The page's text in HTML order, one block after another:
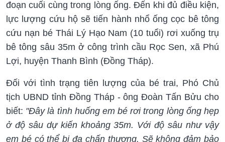
đoạn cuối cùng trong lòng ống. Đến khi đủ điều kiện,
lực lượng cứu hộ sẽ tiến hành nhổ ống cọc bê tông
cứu nạn bé Thái Lý Hạo Nam (10 tuổi) rơi xuống trụ
bê tông sâu 35m ở công trình cầu Rọc Sen, xã Phú
Lợi, huyện Thanh Bình (Đồng Tháp).
Đối với tình trạng tiên lượng của bé trai, Phó Chủ
tịch UBND tỉnh Đồng Tháp - ông Đoàn Tấn Bửu cho
biết: "Đây là tình huống em bé rơi trong lòng ống hẹp
ở độ sâu dự kiến khoảng 35m. Với độ sâu như vậy
em bé có thể bị đa chấn thương. Sẽ không đảm bảo